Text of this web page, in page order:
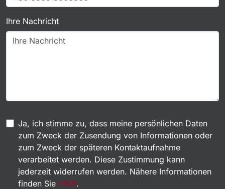
Ihre Nachricht
Ja, ich stimme zu, dass meine persönlichen Daten
zum Zweck der Zusendung von Informationen oder
zum Zweck der späteren Kontaktaufnahme
verarbeitet werden. Diese Zustimmung kann
jederzeit widerrufen werden. Nähere Informationen
finden Sie HIER.